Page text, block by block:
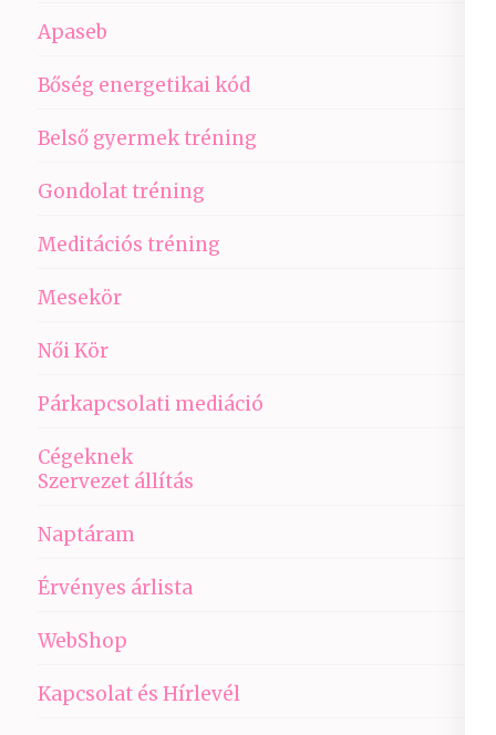
Apaseb
Bőség energetikai kód
Belső gyermek tréning
Gondolat tréning
Meditációs tréning
Mesekör
Női Kör
Párkapcsolati mediáció
Cégeknek
Szervezet állítás
Naptáram
Érvényes árlista
WebShop
Kapcsolat és Hírlevél